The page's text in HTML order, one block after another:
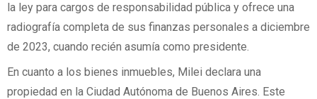
la ley para cargos de responsabilidad pública y ofrece una
radiografía completa de sus finanzas personales a diciembre
de 2023, cuando recién asumía como presidente.
En cuanto a los bienes inmuebles, Milei declara una
propiedad en la Ciudad Autónoma de Buenos Aires. Este